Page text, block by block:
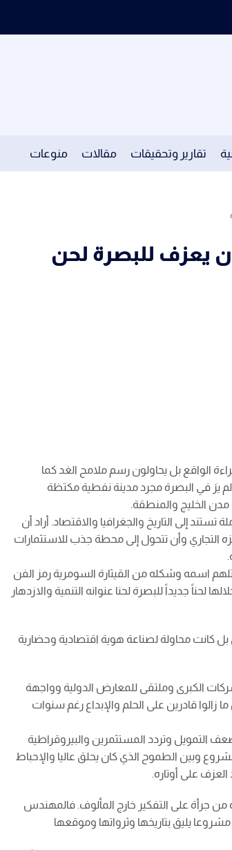
تقارير وتحقيقات مقالات منوعات
يعزف للبصرة لحن
الواقع بل يحاولون رسم ملامح الغد كما
يرَ في البصرة مجرد مدينة نفطية مكتظة
الخليج والمنطقة.
إلى التاريخ والجغرافيا والاقتصاد. أراد أن
التجاري وأن تتحول إلى محطة جذب للاستثمارات
اسمه وشكله من القيثارة السومرية رمز الفن
لحناً جديداً للبصرة لحنا عنوانه التنمية والازدهار
بل كانت محاولة لصناعة هوية اقتصادية وحضارية
الكبرى وملتقى للمعارض الدولية وواجهة
زالوا قادرين على الحلم والإبداع رغم سنوات
التمويل وتردد المستثمرين والبيروقراطية
وبين الطموح الذي كان يحلق عاليا والإحباط
على أوتاره.
جرأة على التفكير خارج المألوف. فالمهندس
يليق بتاريخها وثرواتها وموقعها